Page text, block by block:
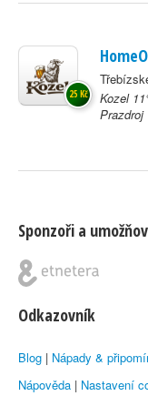
Kozel
Prazdroj
25 Kč
Sponzoři a
Odkazovník
Blog | Nápady &
Nápověda | Nastavení